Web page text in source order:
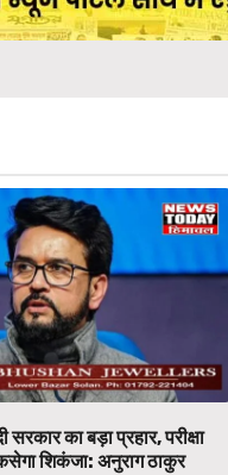
सरकार का बड़ा प्रहार, परीक्षा
शिकंजा: अनुराग ठाकुर